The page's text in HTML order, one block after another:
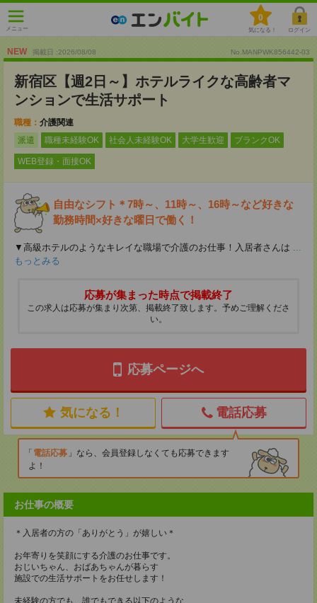
メニュー
0
気になる！ ログイン
NEW 掲載日 :2026/08/08 No.MANPWK856442-03
新宿区【週2日～】ホテルライクな高齢者マ
ンションで生活サポート
職種： 介護関連
派遣
職種未経験OK 社会人未経験OK 大学生歓迎 ブランクOK
WEB登録・面接OK
自由なシフト＊7時～、11時～、16時～など好きな
勤務時間×好きな曜日で働く！
▼高級ホテルのようなキレイな職場で介護のお仕事！入居者さんは ...
もっとみる
応募が集まった時点で掲載終了
この求人は応募が集まり次第、掲載終了致します。予めご理解くださ
い。
応募ページへ
気になる！ 電話応募
電話応募
なら、会員登録しなくても応募できます
よ！
お仕事の概要
＊入居者の方の「ありがとう」が嬉しい＊
お年寄りを笑顔にする介護のお仕事です。
おじいちゃん、おばあちゃんが暮らす
施設での生活サポートをお任せします！
未経験の方でも、誰でもできる以下のような